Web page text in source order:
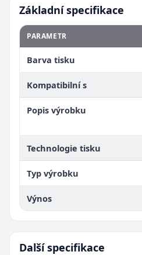
Základní specifikace
PARAMETR
Barva tisku
Kompatibilní s
Popis výrobku
Technologie tisku
Typ výrobku
Výnos
Další specifikace